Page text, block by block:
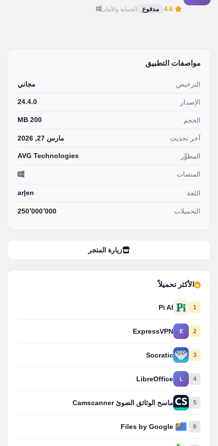
مدفوع الحماية والأمان
مواصفات التطبيق
الترخيص مجاني
الإصدار 24.4.0
الحجم 200 MB
آخر تحديث مارس 27, 2026
المطوِّر AVG Technologies
المنصات
اللغة ar|en
التحميلات 250٬000٬000
زيارة المتجر
الأكثر تحميلاً
1
Pi AI
2
E
ExpressVPN
3
Socratic
4
L
LibreOffice
5 ماسح الوثائق الضوئ Camscanner
6
Files by Google